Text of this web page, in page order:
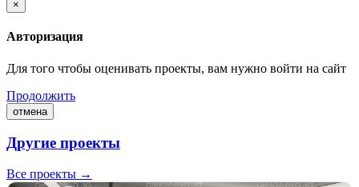
×
Авторизация
Для того чтобы оценивать проекты, вам нужно войти на сайт
Продолжить
отмена
Другие проекты
Все проекты →